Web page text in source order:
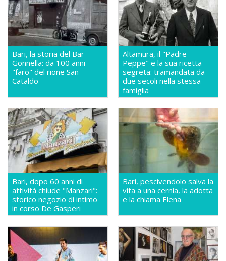
Bari, la storia del Bar
Gonnella: da 100 anni
"faro" del rione San
Cataldo
Altamura, il "Padre
Peppe" e la sua ricetta
segreta: tramandata da
due secoli nella stessa
famiglia
Bari, dopo 60 anni di
attività chiude "Manzari":
storico negozio di intimo
in corso De Gasperi
Bari, pescivendolo salva la
vita a una cernia, la adotta
e la chiama Elena